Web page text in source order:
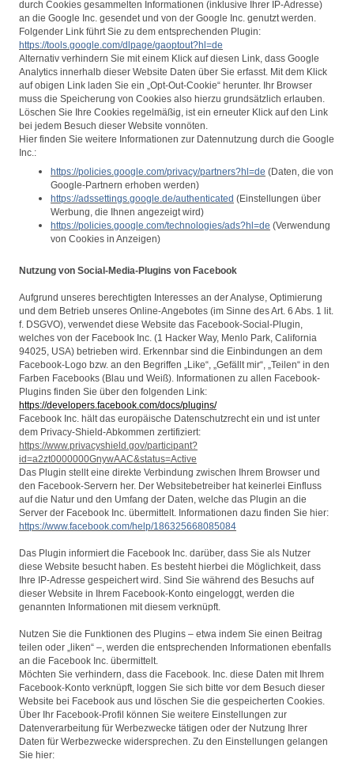
durch Cookies gesammelten Informationen (inklusive Ihrer IP-Adresse)
an die Google Inc. gesendet und von der Google Inc. genutzt werden.
Folgender Link führt Sie zu dem entsprechenden Plugin:
https://tools.google.com/dlpage/gaoptout?hl=de
Alternativ verhindern Sie mit einem Klick auf diesen Link, dass Google
Analytics innerhalb dieser Website Daten über Sie erfasst. Mit dem Klick
auf obigen Link laden Sie ein „Opt-Out-Cookie“ herunter. Ihr Browser
muss die Speicherung von Cookies also hierzu grundsätzlich erlauben.
Löschen Sie Ihre Cookies regelmäßig, ist ein erneuter Klick auf den Link
bei jedem Besuch dieser Website vonnöten.
Hier finden Sie weitere Informationen zur Datennutzung durch die Google
Inc.:
https://policies.google.com/privacy/partners?hl=de (Daten, die von
Google-Partnern erhoben werden)
https://adssettings.google.de/authenticated (Einstellungen über
Werbung, die Ihnen angezeigt wird)
https://policies.google.com/technologies/ads?hl=de (Verwendung
von Cookies in Anzeigen)
Nutzung von Social-Media-Plugins von Facebook
Aufgrund unseres berechtigten Interesses an der Analyse, Optimierung
und dem Betrieb unseres Online-Angebotes (im Sinne des Art. 6 Abs. 1 lit.
f. DSGVO), verwendet diese Website das Facebook-Social-Plugin,
welches von der Facebook Inc. (1 Hacker Way, Menlo Park, California
94025, USA) betrieben wird. Erkennbar sind die Einbindungen an dem
Facebook-Logo bzw. an den Begriffen „Like“, „Gefällt mir“, „Teilen“ in den
Farben Facebooks (Blau und Weiß). Informationen zu allen Facebook-
Plugins finden Sie über den folgenden Link:
https://developers.facebook.com/docs/plugins/
Facebook Inc. hält das europäische Datenschutzrecht ein und ist unter
dem Privacy-Shield-Abkommen zertifiziert:
https://www.privacyshield.gov/participant?
id=a2zt0000000GnywAAC&status=Active
Das Plugin stellt eine direkte Verbindung zwischen Ihrem Browser und
den Facebook-Servern her. Der Websitebetreiber hat keinerlei Einfluss
auf die Natur und den Umfang der Daten, welche das Plugin an die
Server der Facebook Inc. übermittelt. Informationen dazu finden Sie hier:
https://www.facebook.com/help/186325668085084
Das Plugin informiert die Facebook Inc. darüber, dass Sie als Nutzer
diese Website besucht haben. Es besteht hierbei die Möglichkeit, dass
Ihre IP-Adresse gespeichert wird. Sind Sie während des Besuchs auf
dieser Website in Ihrem Facebook-Konto eingeloggt, werden die
genannten Informationen mit diesem verknüpft.
Nutzen Sie die Funktionen des Plugins – etwa indem Sie einen Beitrag
teilen oder „liken“ –, werden die entsprechenden Informationen ebenfalls
an die Facebook Inc. übermittelt.
Möchten Sie verhindern, dass die Facebook. Inc. diese Daten mit Ihrem
Facebook-Konto verknüpft, loggen Sie sich bitte vor dem Besuch dieser
Website bei Facebook aus und löschen Sie die gespeicherten Cookies.
Über Ihr Facebook-Profil können Sie weitere Einstellungen zur
Datenverarbeitung für Werbezwecke tätigen oder der Nutzung Ihrer
Daten für Werbezwecke widersprechen. Zu den Einstellungen gelangen
Sie hier: